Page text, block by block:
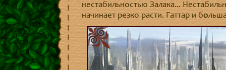
нестабильностью Залака...
начинает резко расти. Гаттар и бо